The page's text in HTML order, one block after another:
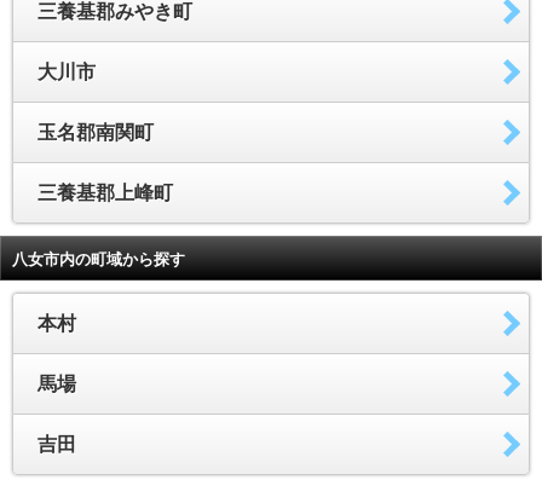
三養基郡みやき町
大川市
玉名郡南関町
三養基郡上峰町
八女市内の町域から探す
本村
馬場
吉田